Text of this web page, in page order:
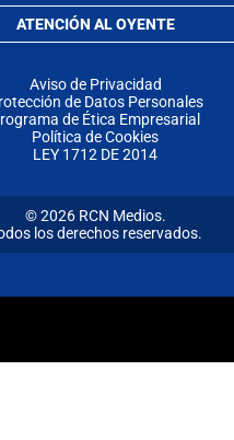
ATENCIÓN AL OYENTE
Aviso de Privacidad
de Datos Personales
de Ética Empresarial
Política de Cookies
LEY 1712 DE 2014
© 2026 RCN Medios.
los derechos reservados.